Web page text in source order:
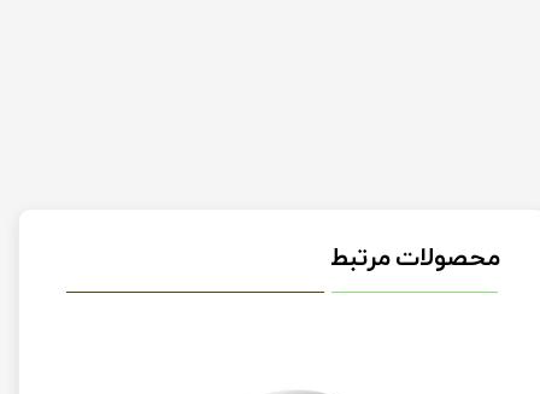
محصولات مرتبط